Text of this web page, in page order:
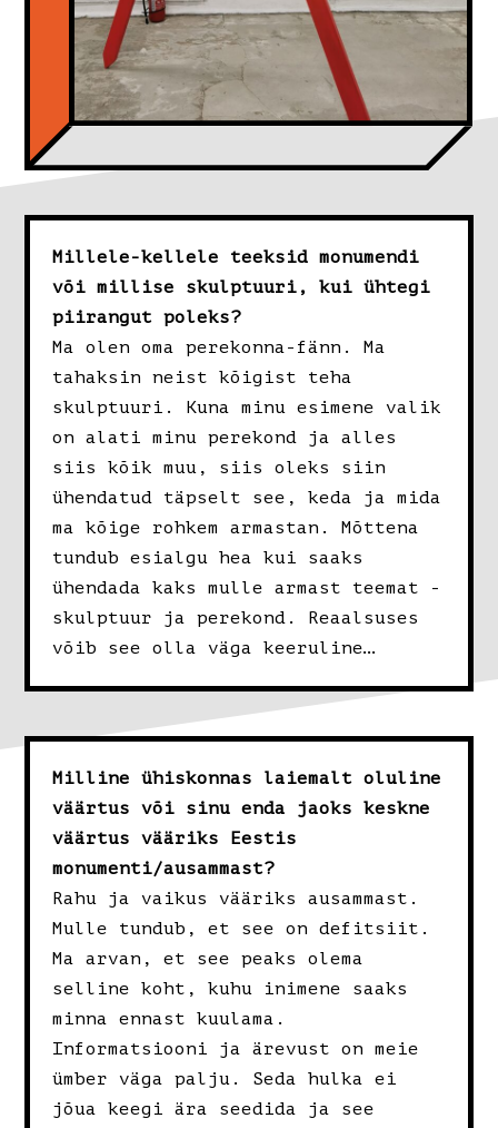
Millele-kellele teeksid monumendi
või millise skulptuuri, kui ühtegi
piirangut poleks?
Ma olen oma perekonna-fänn. Ma
tahaksin neist kõigist teha
skulptuuri. Kuna minu esimene valik
on alati minu perekond ja alles
siis kõik muu, siis oleks siin
ühendatud täpselt see, keda ja mida
ma kõige rohkem armastan. Mõttena
tundub esialgu hea kui saaks
ühendada kaks mulle armast teemat -
skulptuur ja perekond. Reaalsuses
võib see olla väga keeruline…
Milline ühiskonnas laiemalt oluline
väärtus või sinu enda jaoks keskne
väärtus vääriks Eestis
monumenti/ausammast?
Rahu ja vaikus vääriks ausammast.
Mulle tundub, et see on defitsiit.
Ma arvan, et see peaks olema
selline koht, kuhu inimene saaks
minna ennast kuulama.
Informatsiooni ja ärevust on meie
ümber väga palju. Seda hulka ei
jõua keegi ära seedida ja see